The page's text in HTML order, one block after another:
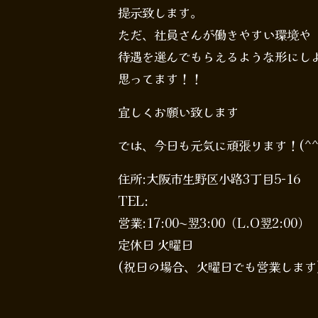
提示致します。
ただ、社員さんが働きやすい環境や
待遇を選んでもらえるような形にし
思ってます！！
宜しくお願い致します
では、今日も元気に頑張ります！
住所:大阪市生野区小路3丁目5-16
TEL:
営業:17:00〜翌3:00（L.O翌2:00）
定休日 火曜日
(祝日の場合、火曜日でも営業しま